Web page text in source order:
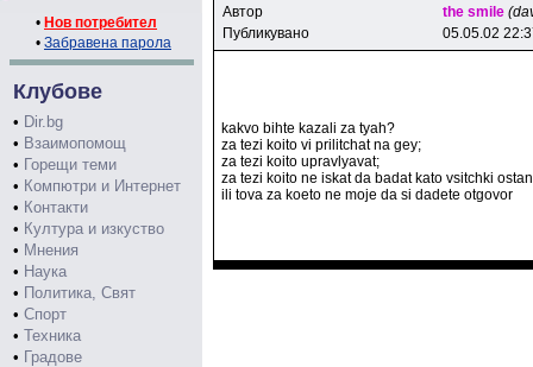
• Нов потребител
• Забравена парола
Клубове
• Dir.bg
• Взаимопомощ
• Горещи теми
• Компютри и Интернет
• Контакти
• Култура и изкуство
• Мнения
• Наука
• Политика, Свят
• Спорт
• Техника
• Градове
Автор
the smile
Публикувано
05.05.02
kakvo bihte kazali za tyah?
za tezi koito vi prilitchat na gey;
za tezi koito upravlyavat;
za tezi koito ne iskat da badat kato vsitchki
ili tova za koeto ne moje da si dadete otgovor